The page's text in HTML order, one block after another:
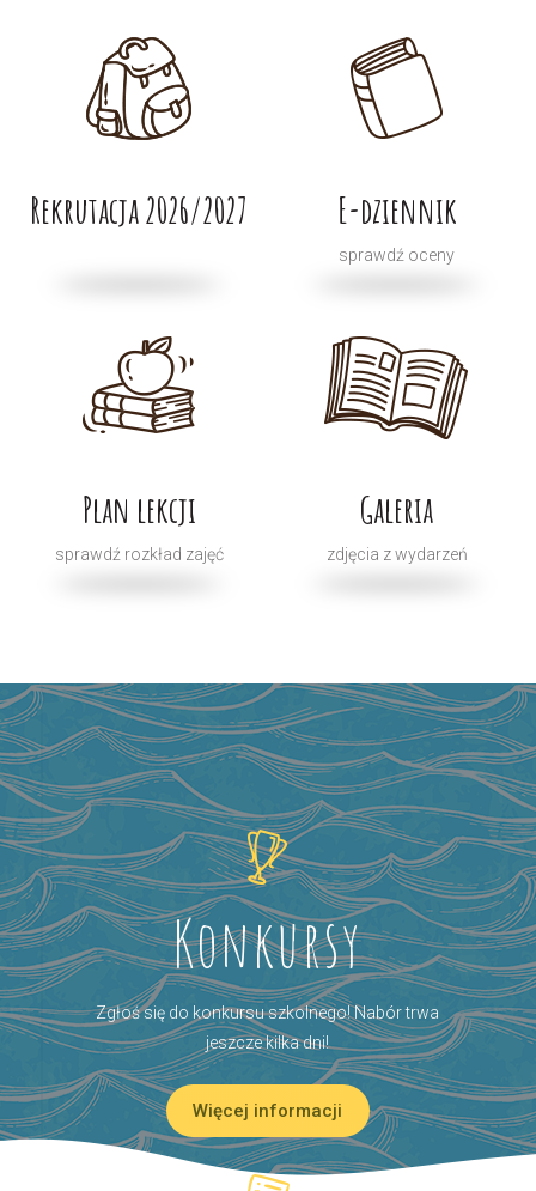
Rekrutacja 2026/2027 E-dziennik
sprawdź oceny
Plan lekcji
sprawdź rozkład zajęć
Galeria
zdjęcia z wydarzeń
Konkursy
Zgłoś się do konkursu szkolnego! Nabór trwa
jeszcze kilka dni!
Więcej informacji